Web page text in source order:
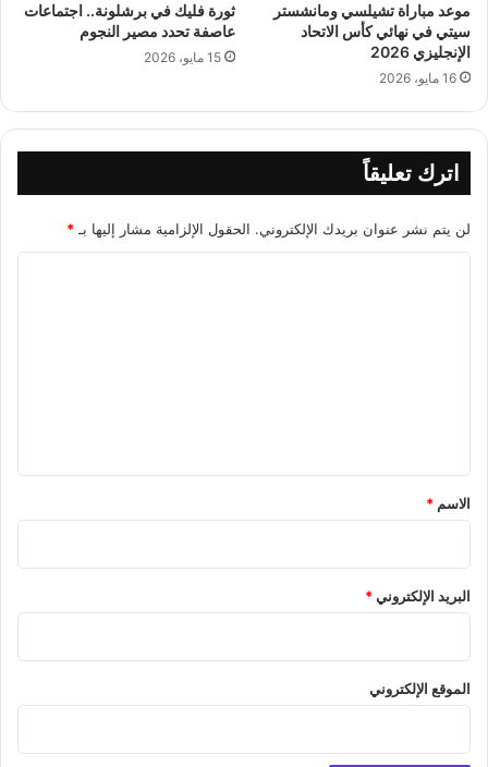
موعد مباراة تشيلسي ومانشستر
سيتي في نهائي كأس الاتحاد
الإنجليزي 2026
16 مايو، 2026
ثورة فليك في برشلونة.. اجتماعات
عاصفة تحدد مصير النجوم
15 مايو، 2026
اترك تعليقاً
لن يتم نشر عنوان بريدك الإلكتروني. الحقول الإلزامية مشار إليها بـ *
*
الاسم *
البريد الإلكتروني*
الموقع الإلكتروني